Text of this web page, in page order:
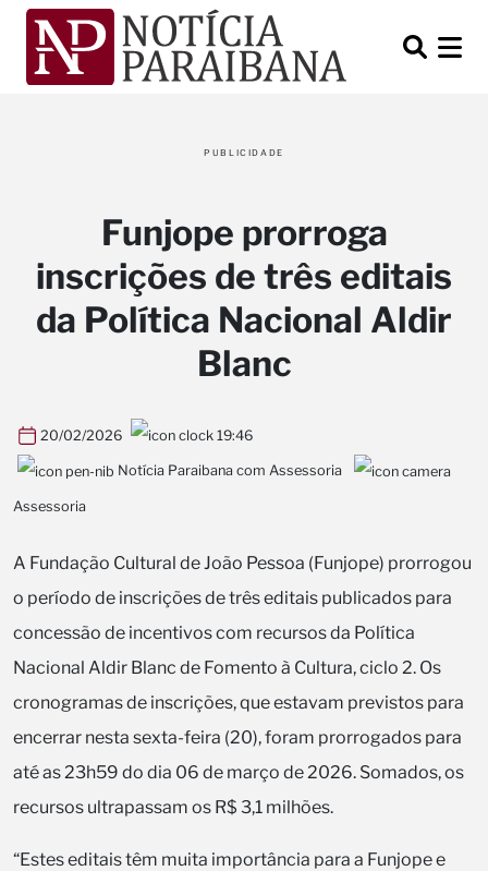
PUBLICIDADE
Funjope prorroga
inscrições de três editais
da Política Nacional Aldir
Blanc
20/02/2026 19:46
Notícia Paraibana com Assessoria
Assessoria
A Fundação Cultural de João Pessoa (Funjope) prorrogou
o período de inscrições de três editais publicados para
concessão de incentivos com recursos da Política
Nacional Aldir Blanc de Fomento à Cultura, ciclo 2. Os
cronogramas de inscrições, que estavam previstos para
encerrar nesta sexta-feira (20), foram prorrogados para
até as 23h59 do dia 06 de março de 2026. Somados, os
recursos ultrapassam os R$ 3,1 milhões.
“Estes editais têm muita importância para a Funjope e